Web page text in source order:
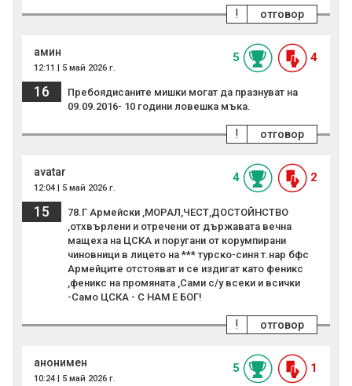
отговор
!
амин
12:11 | 5 май 2026 г.
5 4
16
Пребоядисаните мишки могат да празнуват на
09.09.2016- 10 години ловешка мъка.
отговор
!
avatar
12:04 | 5 май 2026 г.
4 2
15
78.Г Армейски ,МОРАЛ,ЧЕСТ,ДОСТОЙНСТВО
,отхвърлени и отречени от държавата вечна
мащеха на ЦСКА и поругани от корумпирани
чиновници в лицето на *** турско-синя т.нар бфс
Армейците отстояват и се издигат като феникс
,феникс на промяната ,Сами с/у всеки и всички
-Само ЦСКА - С НАМ Е БОГ!
отговор
!
анонимен
10:24 | 5 май 2026 г.
5 1